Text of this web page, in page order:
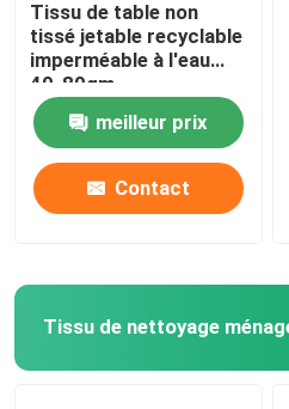
Nous contacter
Nouvelles
Demandez un devis
Tissus non tissés
Rouleau jumbo non tissé
Tissu de table non
tissé jetable recyclable
imperméable à l'eau
40-80gm
meilleur prix
Contact
Tissu de nettoyage